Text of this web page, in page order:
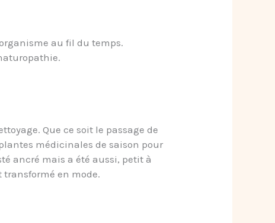
au fil du temps.
Que ce soit le passage de
médicinales de saison pour
ancré mais a été aussi, petit à
transformé en mode.